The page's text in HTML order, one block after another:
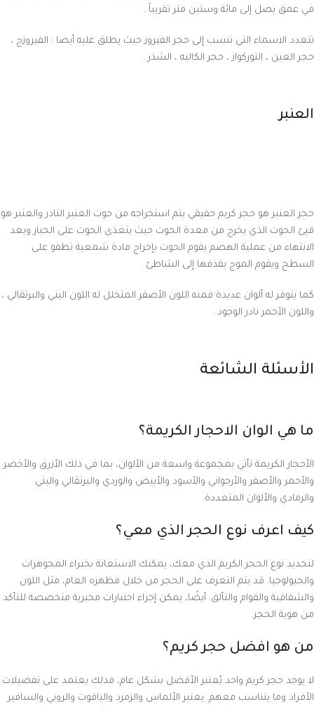
في عمق يصل إلى مائة وستين متر تقريباً .
تتعدد الاسماء التي تنسب إلى حجر الفيروز حيث يطلق عليه أيضا : الفيروزج ،
حجر العين ، التوركواز ، حجر الكاليه ، الشذر .
العنبر
حجر العنبر هو حجر كريم حقيقي يتم استخراجه من حوت العنبر النادر والعنبر هو
قيئ الحوت الذي يخرج من معدة الحوت حيث يتغذى الحوت على الحبار وبعد
الانتهاء من عملية الهضم يقوم الحوت بإخراج مادة شمعية تطفو على
السطح ويقوم الموج بقذفها إلى الشاطئ .
كما يتوفر له ألوان عديدة فمنه اللون الأصفر المتخلل له اللون البني والبرتقالي ،
واللون الأحمر نادر الوجود .
الأسئلة الشائعة
ما هي الوان الاحجار الكريمة؟
الأحجار الكريمة تأتي بمجموعة واسعة من الألوان، بما في ذلك الأزرق والأخضر
والأحمر والأصفر والأرجواني والأسود والأبيض والوردي والبرتقالي والبني
والرمادي والألوان المتعددة.
كيف اعرف نوع الحجر الذي معي؟
لتحديد نوع الحجر الكريم الذي معك، يمكنك الاستعانة بخبراء المجوهرات
والجيولوجيا. قد يتم التعرف على الحجر من خلال مظهره العام، مثل اللون
والشفافية والقوام والتألق. أيضًا، يمكن إجراء اختبارات مخبرية متخصصة للتأكد
من هوية الحجر.
من هو افضل حجر كريم؟
لا يوجد حجر كريم واحد يُعتبر الأفضل بشكل عام، فذلك يعتمد على تفضيلات
الأفراد وما يتناسب معهم. يعتبر الألماس والزمرد والياقوت والروبي والسافير